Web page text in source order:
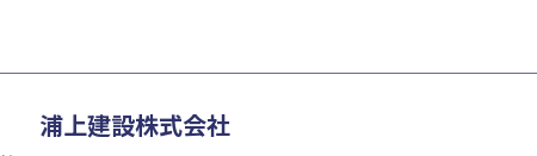
浦上建設株式会社